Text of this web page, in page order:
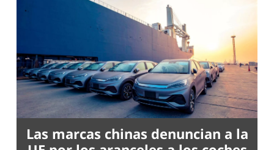
Las marcas chinas denuncian a la